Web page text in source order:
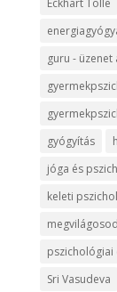
guru -
gyógyítás
jóga és
keleti
pszichológiai
Sri Vasudeva